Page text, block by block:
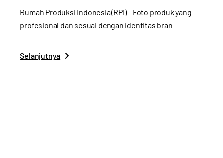
Rumah Produksi Indonesia (RPI) – Foto produk yang
profesional dan sesuai dengan identitas bran
Selanjutnya